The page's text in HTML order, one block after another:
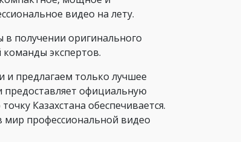
видео на лету.
получении оригинального
экспертов.
и предлагаем только лучшее
предоставляет официальную
Казахстана обеспечивается.
мир профессиональной видео